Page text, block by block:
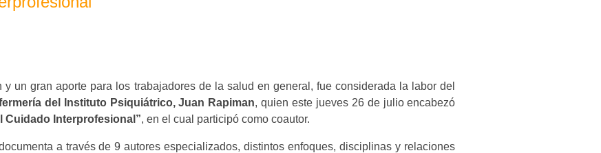
y un gran aporte para los trabajadores de la salud en general, fue considerada la labor del
del Instituto Psiquiátrico, Juan Rapiman, quien este jueves 26 de julio encabezó
Cuidado Interprofesional”, en el cual participó como coautor.
a través de 9 autores especializados, distintos enfoques, disciplinas y relaciones